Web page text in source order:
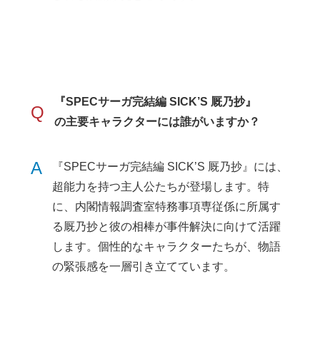
Q
『SPECサーガ完結編 SICK’S 厩乃抄』
の主要キャラクターには誰がいますか？
A
『SPECサーガ完結編 SICK’S 厩乃抄』には、
超能力を持つ主人公たちが登場します。特
に、内閣情報調査室特務事項専従係に所属す
る厩乃抄と彼の相棒が事件解決に向けて活躍
します。個性的なキャラクターたちが、物語
の緊張感を一層引き立てています。